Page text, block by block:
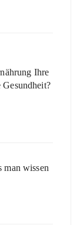
Ihre
wissen